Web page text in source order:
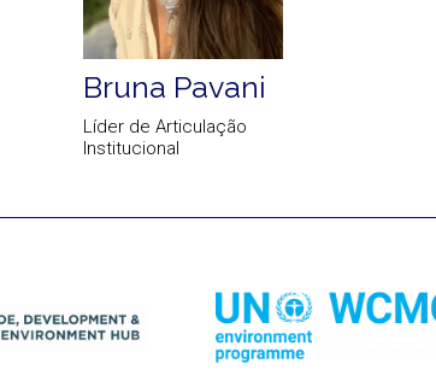
Bruna Pavani
Líder de Articulação
Institucional